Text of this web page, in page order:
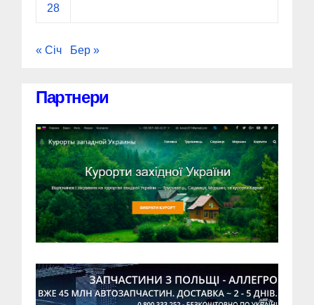
28
« Січ Бер »
Партнери